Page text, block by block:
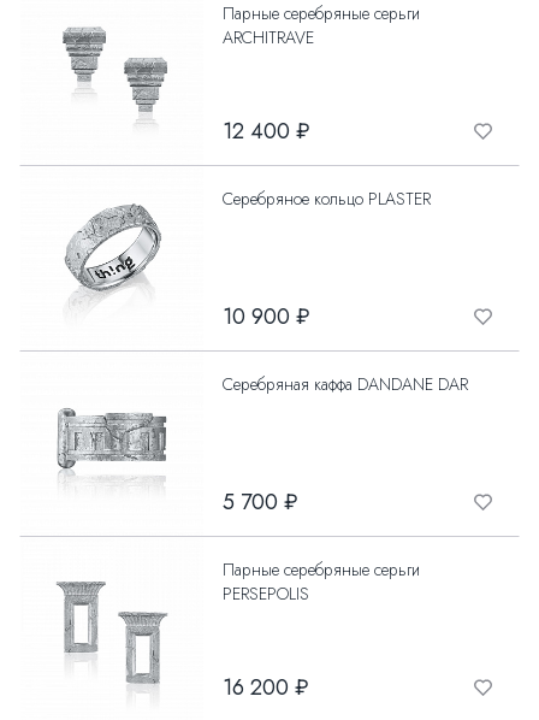
Парные серебряные серьги
ARCHITRAVE
12 400 ₽
Серебряное кольцо PLASTER
10 900 ₽
Серебряная каффа DANDANE DAR
5 700 ₽
Парные серебряные серьги
PERSEPOLIS
16 200 ₽